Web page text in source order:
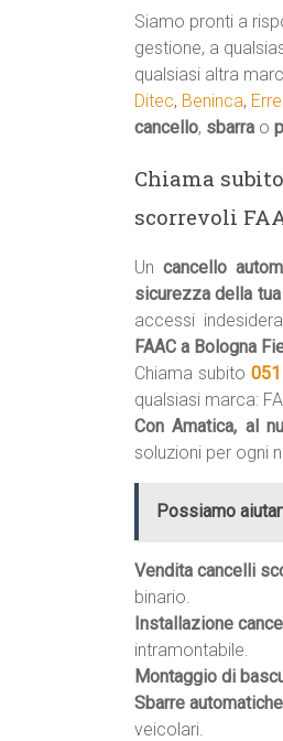
Siamo pronti a
gestione, a
qualsiasi altra
Ditec, Beninca,
cancello, sbarra o
Chiama subito
scorrevoli
Uncancello
sicurezza della
accessi
FAAC a Bologna
Chiama subito
qualsiasi marca:
Con Amatica, al
soluzioni per ogni
Possiamo
Vendita cancelli
binario.
Installazione
intramontabile.
Montaggio di
Sbarre
veicolari.